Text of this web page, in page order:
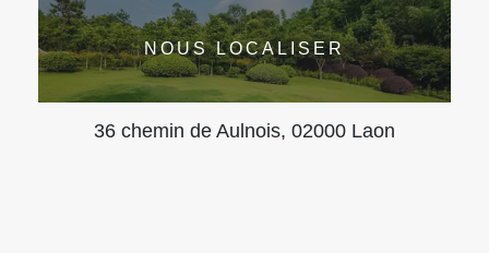
NOUS LOCALISER
36 chemin de Aulnois, 02000 Laon